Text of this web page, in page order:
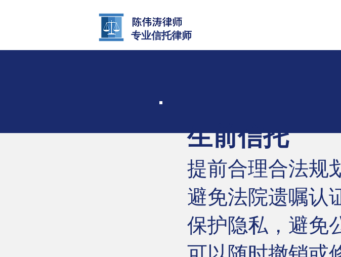
​专业信托律师
生前信托
提前合理合法规
避免法院遗嘱认
保护隐私，避免